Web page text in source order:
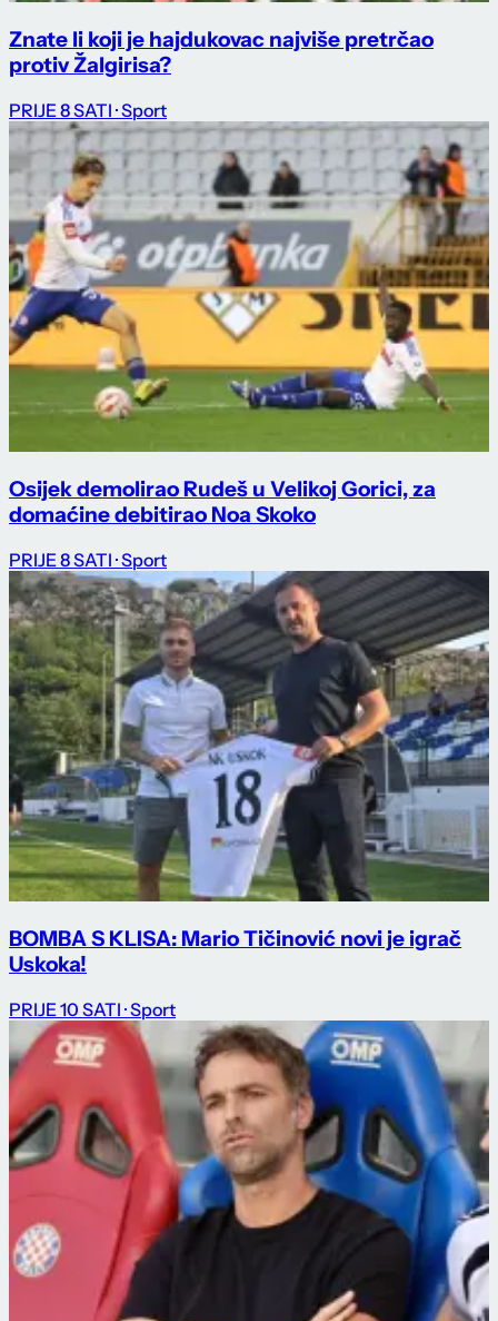
Znate li koji je hajdukovac najviše pretrčao
protiv Žalgirisa?
PRIJE 8 SATI · Sport
Osijek demolirao Rudeš u Velikoj Gorici, za
domaćine debitirao Noa Skoko
PRIJE 8 SATI · Sport
BOMBA S KLISA: Mario Tičinović novi je igrač
Uskoka!
PRIJE 10 SATI · Sport